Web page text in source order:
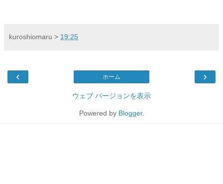
kuroshiomaru > 19:25
‹ ›
ホーム
ウェブ バージョンを表示
Powered by Blogger.